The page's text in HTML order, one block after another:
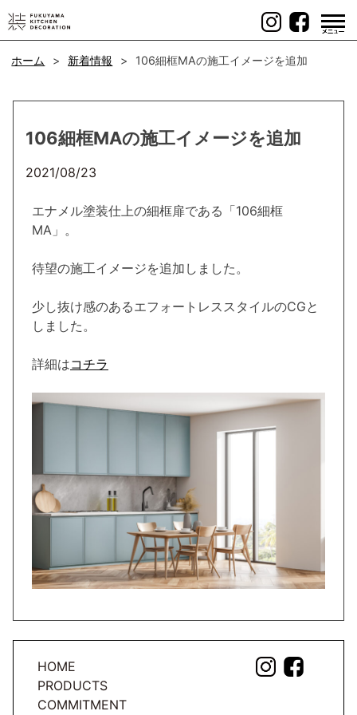
Skip
to
ホーム 新着情報 106細框MAの施工イメージを追加
106細框MAの施工イメージを追加
2021/08/23
エナメル塗装仕上の細框扉である「106細框
MA」。
待望の施工イメージを追加しました。
少し抜け感のあるエフォートレススタイルのCGと
しました。
詳細はコチラ
HOME
PRODUCTS
COMMITMENT